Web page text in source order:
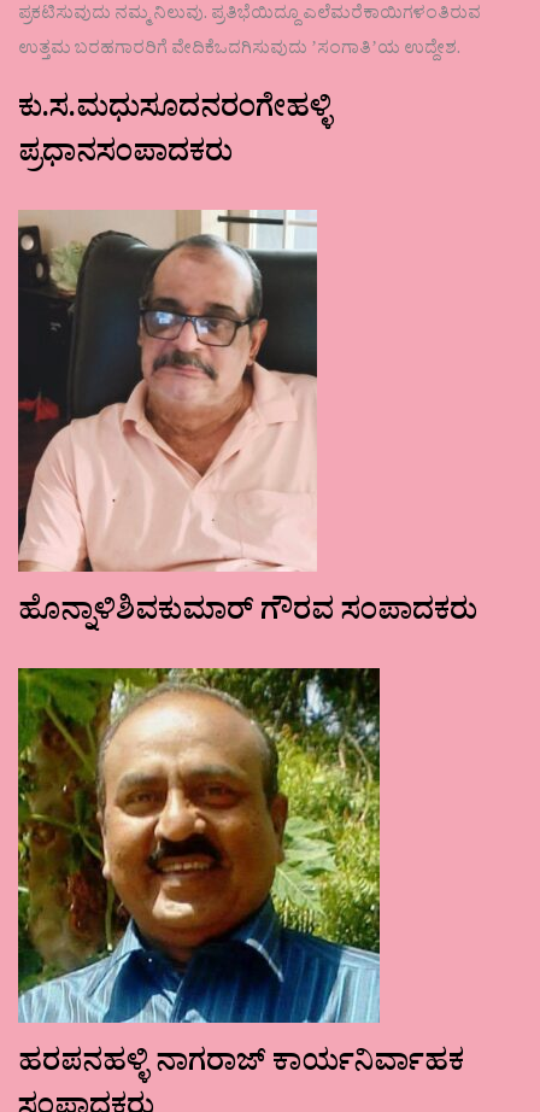
ಪ್ರಕಟಿಸುವುದು ನಮ್ಮ ನಿಲುವು. ಪ್ರತಿಭೆಯಿದ್ದೂ ಎಲೆಮರೆಕಾಯಿಗಳಂತಿರುವ
ಉತ್ತಮ ಬರಹಗಾರರಿಗೆ ವೇದಿಕೆಒದಗಿಸುವುದು ʼಸಂಗಾತಿʼಯ ಉದ್ದೇಶ.
ಕು.ಸ.ಮಧುಸೂದನರಂಗೇಹಳ್ಳಿ
ಪ್ರಧಾನಸಂಪಾದಕರು
ಹೊನ್ನಾಳಿಶಿವಕುಮಾರ್ ಗೌರವ ಸಂಪಾದಕರು
ಹರಪನಹಳ್ಳಿ ನಾಗರಾಜ್ ಕಾರ್ಯನಿರ್ವಾಹಕ